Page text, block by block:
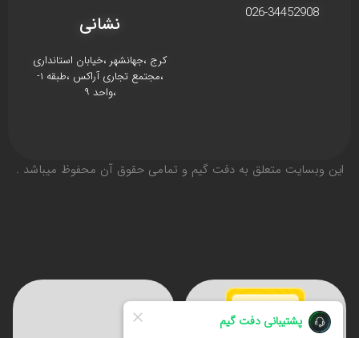
026-34452908 نشانی
کرج ،جهانشهر ،خیابان استانداری
،مجتمع تجاری آراکس ،طبقه ۱-
،واحد ۹
اين وبسايت متعلق به دفت گیم و تمامی حقوق آن محفوظ ميباشد .